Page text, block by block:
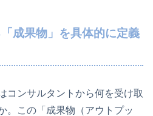
成果物」を具体的に定義
コンサルタントから何を受け取
。この「成果物（アウトプッ